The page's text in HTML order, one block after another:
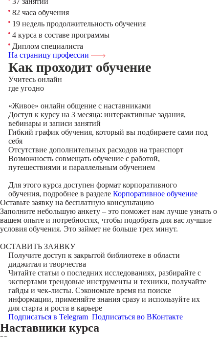
82 часа обучения
19 недель продолжительность обучения
4 курса в составе программы
Диплом специалиста
На страницу профессии
Как проходит обучение
Учитесь онлайн
где угодно
«Живое» онлайн общение с наставниками
Доступ к курсу на 3 месяца: интерактивные задания,
вебинары и записи занятий
Гибкий график обучения, который вы подбираете сами под
себя
Отсутствие дополнительных расходов на транспорт
Возможность совмещать обучение с работой,
путешествиями и параллельным обучением
Для этого курса доступен формат корпоративного
обучения, подробнее в разделе Корпоративное обучение
Оставьте заявку на бесплатную консультацию
Заполните небольшую анкету – это поможет нам лучше узнать о
вашем опыте и потребностях, чтобы подобрать для вас лучшие
условия обучения. Это займет не больше трех минут.
ОСТАВИТЬ ЗАЯВКУ
Получите доступ к закрытой библиотекев области
диджитал и творчества
Читайте статьи о последних исследованиях, разбирайте с
экспертами трендовые инструменты и техники, получайте
гайды и чек-листы. Сэкономьте время на поиске
информации, применяйте знания сразу и используйте их
для старта и роста в карьере
Подписаться в Telegram Подписаться во ВКонтакте
Наставники курса